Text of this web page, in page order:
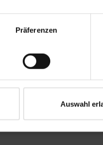
Präferenzen
Auswahl